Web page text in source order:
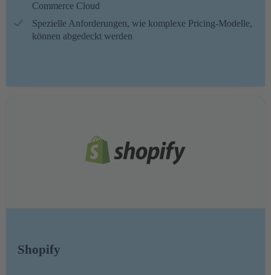
Commerce Cloud
Spezielle Anforderungen, wie komplexe Pricing-Modelle,
können abgedeckt werden
Shopify